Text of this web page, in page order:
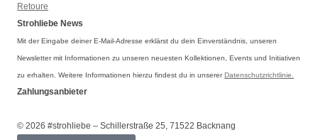
Retoure
Strohliebe News
Mit der Eingabe deiner E-Mail-Adresse erklärst du dein Einverständnis, unseren
Newsletter mit Informationen zu unseren neuesten Kollektionen, Events und Initiativen
zu erhalten. Weitere Informationen hierzu findest du in unsererDatenschutzrichtlinie.
Zahlungsanbieter
© 2026 #strohliebe – Schillerstraße 25, 71522 Backnang